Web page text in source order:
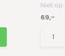
Niet
69,-